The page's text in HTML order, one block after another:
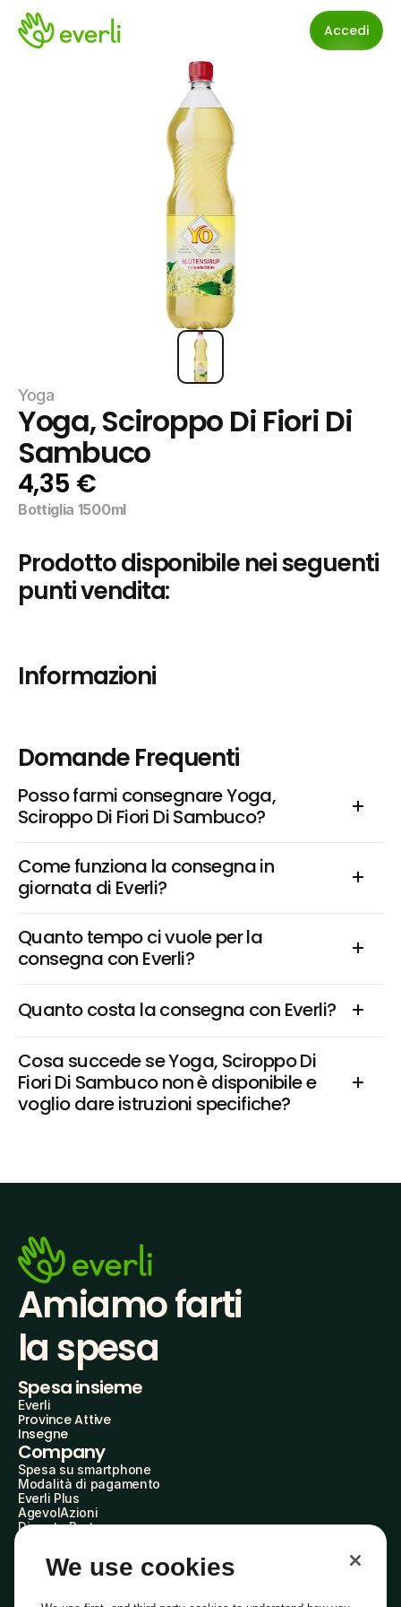
Accedi
Yoga
Yoga, Sciroppo Di Fiori Di
Sambuco
4,35 €
Bottiglia 1500ml
Prodotto disponibile nei seguenti
punti vendita:
Informazioni
Domande Frequenti
Posso farmi consegnare Yoga,
Sciroppo Di Fiori Di Sambuco?
Come funziona la consegna in
giornata di Everli?
Quanto tempo ci vuole per la
consegna con Everli?
Quanto costa la consegna con Everli?
Cosa succede se Yoga, Sciroppo Di
Fiori Di Sambuco non è disponibile e
voglio dare istruzioni specifiche?
Amiamo farti
la spesa
Spesa insieme
Everli
Province Attive
Insegne
Company
Spesa su smartphone
Modalità di pagamento
Everli Plus
AgevolAzioni
Diventa Partner
Everli Shoppers
About Us
We use cookies